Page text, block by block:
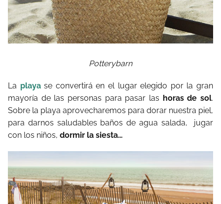
Potterybarn
La playase convertirá en el lugar elegido por la gran
mayoría de las personas para pasar las horas de sol.
Sobre la playa aprovecharemos para dorar nuestra piel,
para darnos saludables baños de agua salada, jugar
con los niños, dormir la siesta…